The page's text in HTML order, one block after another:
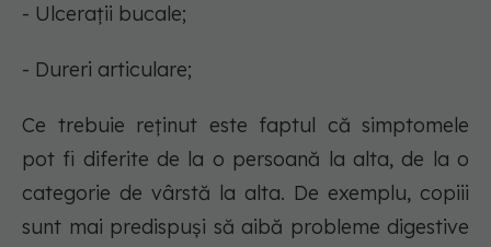
- Ulcerații bucale;
- Dureri articulare;
Ce trebuie reținut este faptul că simptomele
pot fi diferite de la o persoană la alta, de la o
categorie de vârstă la alta. De exemplu, copiii
sunt mai predispuși să aibă probleme digestive